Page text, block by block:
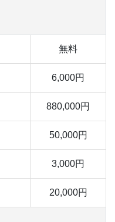
無料
6,000円
880,000円
50,000円
3,000円
20,000円